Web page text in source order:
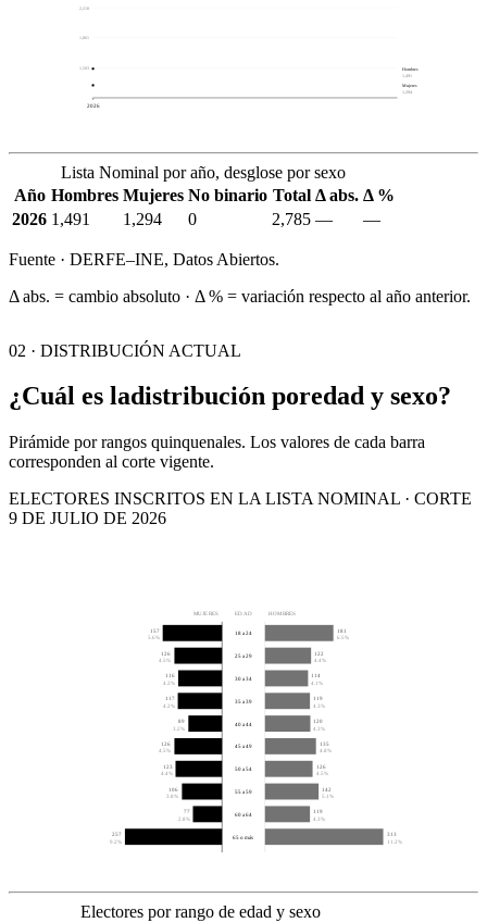
1,503
1,861
2,218
2026
Mujeres
1,294
Hombres
1,491
Lista Nominal por año, desglose por sexo
Año Hombres Mujeres No binario Total Δ abs. Δ %
2026 1,491 1,294 0 2,785 — —
Fuente · DERFE–INE, Datos Abiertos.
Δ abs. = cambio absoluto · Δ % = variación respecto al año anterior.
02 · DISTRIBUCIÓN ACTUAL
¿Cuál es ladistribución poredad y sexo?
Pirámide por rangos quinquenales. Los valores de cada barra
corresponden al corte vigente.
ELECTORES INSCRITOS EN LA LISTA NOMINAL · CORTE
9 DE JULIO DE 2026
MUJERES EDAD HOMBRES
157
5.6%
181
6.5%
18 a 24
126
4.5%
122
4.4%
25 a 29
116
4.2%
114
4.1%
30 a 34
117
4.2%
119
4.3%
35 a 39
89
3.2%
120
4.3%
40 a 44
126
4.5%
135
4.8%
45 a 49
123
4.4%
126
4.5%
50 a 54
106
3.8%
142
5.1%
55 a 59
77
2.8%
119
4.3%
60 a 64
257
9.2%
313
11.2%
65 o más
Electores por rango de edad y sexo